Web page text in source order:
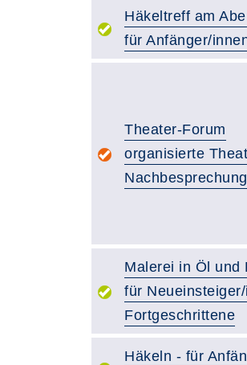
Häkeltreff am
für Anfänger/
Theater-Forum
organisierte
Nachbesprechung
Malerei in Öl und
für
Fortgeschrittene
Häkeln - für